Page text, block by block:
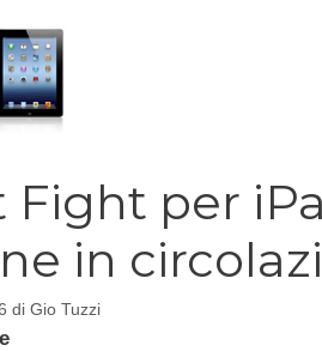
Fight per
in
di Gio Tuzzi